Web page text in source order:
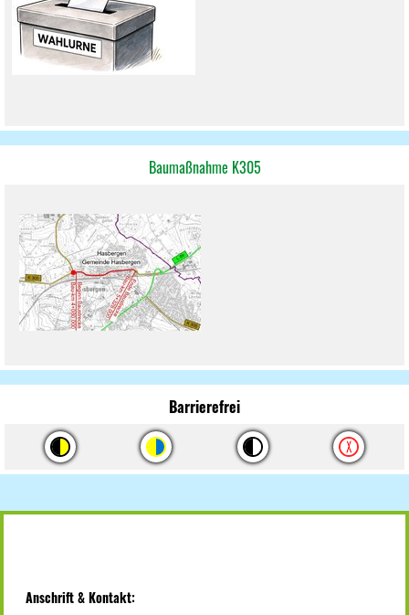
Baumaßnahme K305
Barrierefrei
Anschrift & Kontakt: